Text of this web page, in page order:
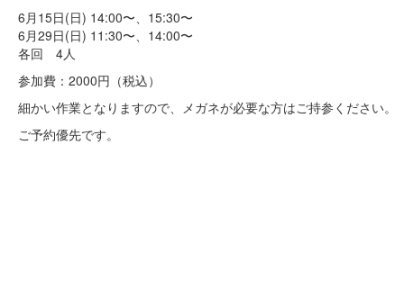
6月15日(日) 14:00〜、15:30〜
6月29日(日) 11:30〜、14:00〜
各回 4人
参加費：2000円（税込）
細かい作業となりますので、メガネが必要な方はご持参ください。
ご予約優先です。